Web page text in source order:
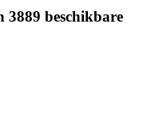
3889 beschikbare